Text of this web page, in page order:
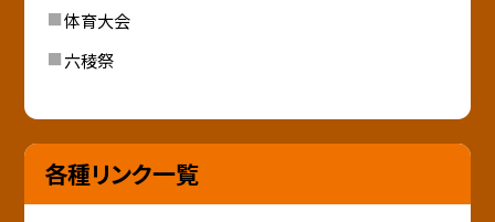
体育大会
六稜祭
各種リンク一覧